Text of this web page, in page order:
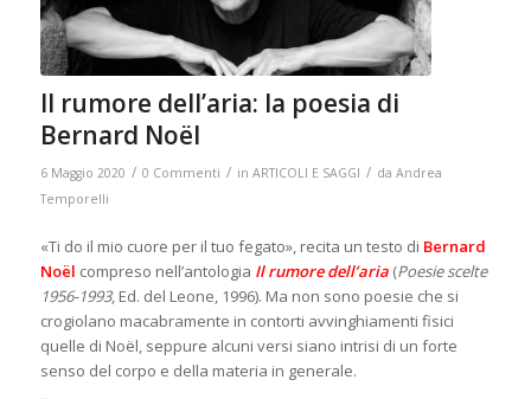
Il rumore dell’aria: la poesia di
Bernard Noël
6 Maggio 2020 / 0 Commenti / in ARTICOLI E SAGGI / da Andrea
Temporelli
«Ti do il mio cuore per il tuo fegato», recita un testo di Bernard
Noël compreso nell’antologia Il rumore dell’aria (Poesie scelte
1956-1993, Ed. del Leone, 1996). Ma non sono poesie che si
crogiolano macabramente in contorti avvinghiamenti fisici
quelle di Noël, seppure alcuni versi siano intrisi di un forte
senso del corpo e della materia in generale.